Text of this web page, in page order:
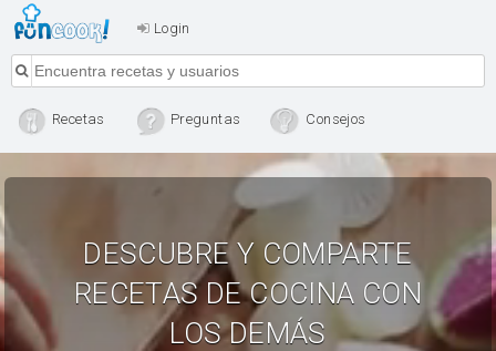
Login
Recetas Preguntas Consejos
DESCUBRE Y COMPARTE
RECETAS DE COCINA CON
LOS DEMÁS